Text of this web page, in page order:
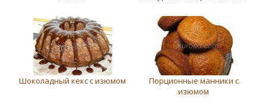
Шоколадный кекс с изюмом
Порционные манники с
изюмом